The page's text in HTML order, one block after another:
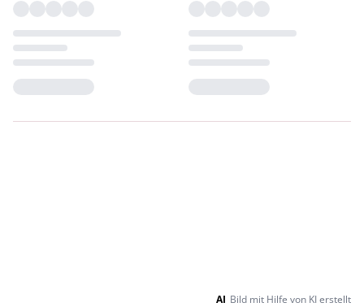
AI Bild mit Hilfe von KI erstellt